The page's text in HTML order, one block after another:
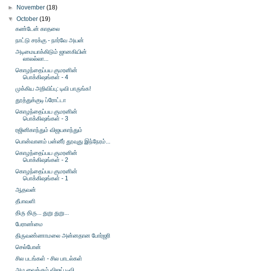
►
November(18)
▼October(19)
கண்டேன் காதலை
நாட்டு சரக்கு - நார்வே அயன்
அடிமையாக்கிடும் ஜானகியின்
லாலல்லா...
கொழந்தைப்பய குமரனின்
பொக்கிஷங்கள் - 4
முக்கிய அறிவிப்பு: டிவி பாருங்க!
தூத்துக்குடி ப்ரோட்டா
கொழந்தைப்பய குமரனின்
பொக்கிஷங்கள் - 3
ரஜினிகாந்தும் விஜயகாந்தும்
பொன்வானம் பன்னீர் தூவுது இந்நேரம்...
கொழந்தைப்பய குமரனின்
பொக்கிஷங்கள் - 2
கொழந்தைப்பய குமரனின்
பொக்கிஷங்கள் - 1
ஆதவன்
தீபாவளி
திரு திரு... துறு துறு...
பேராண்மை
திருவண்ணாமலை அன்னதான போர்ஜரி
செல்போன்
சில படங்கள் - சில பாடல்கள்